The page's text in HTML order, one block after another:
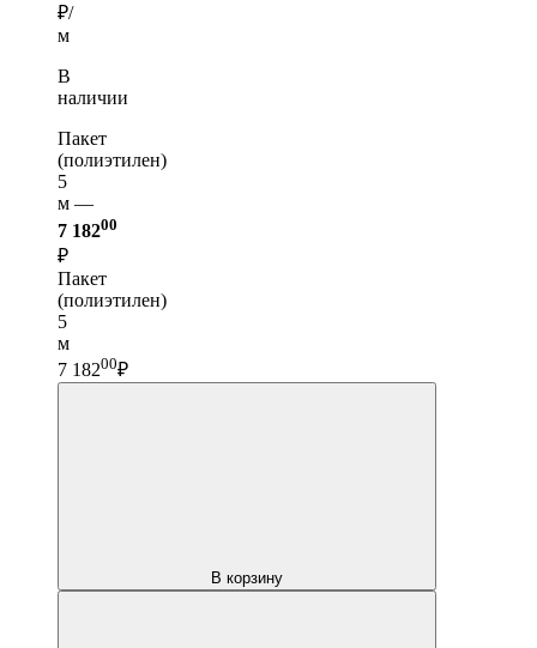
₽/
м
В
наличии
Пакет
(полиэтилен)
5
м —
7 18200
₽
Пакет
(полиэтилен)
5
м
7 18200₽
В корзину